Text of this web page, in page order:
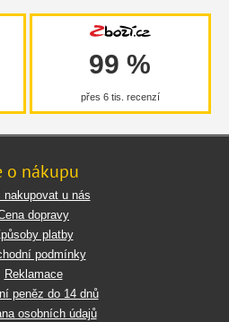
99 %
přes 6 tis. recenzí
o nákupu
nakupovat u nás
dopravy
platby
podmínky
Reklamace
peněz do 14 dnů
osobních údajů